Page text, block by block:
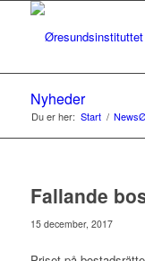
Nyheder
Du er her: Start /
Fallande
15 december, 2017